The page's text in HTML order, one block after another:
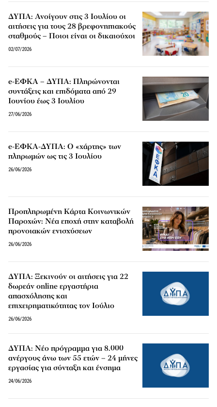
ΔΥΠΑ: Ανοίγουν στις 3 Ιουλίου οι
αιτήσεις για τους 28 βρεφονηπιακούς
σταθμούς – Ποιοι είναι οι δικαιούχοι
02/07/2026
e-ΕΦΚΑ – ΔΥΠΑ: Πληρώνονται
συντάξεις και επιδόματα από 29
Ιουνίου έως 3 Ιουλίου
27/06/2026
e-ΕΦΚΑ-ΔΥΠΑ: Ο «χάρτης» των
πληρωμών ως τις 3 Ιουλίου
26/06/2026
Προπληρωμένη Κάρτα Κοινωνικών
Παροχών: Νέα εποχή στην καταβολή
προνοιακών ενισχύσεων
26/06/2026
ΔΥΠΑ: Ξεκινούν οι αιτήσεις για 22
δωρεάν online εργαστήρια
απασχόλησης και
επιχειρηματικότητας τον Ιούλιο
26/06/2026
ΔΥΠΑ: Νέο πρόγραμμα για 8.000
ανέργους άνω των 55 ετών – 24 μήνες
εργασίας για σύνταξη και ένσημα
24/06/2026